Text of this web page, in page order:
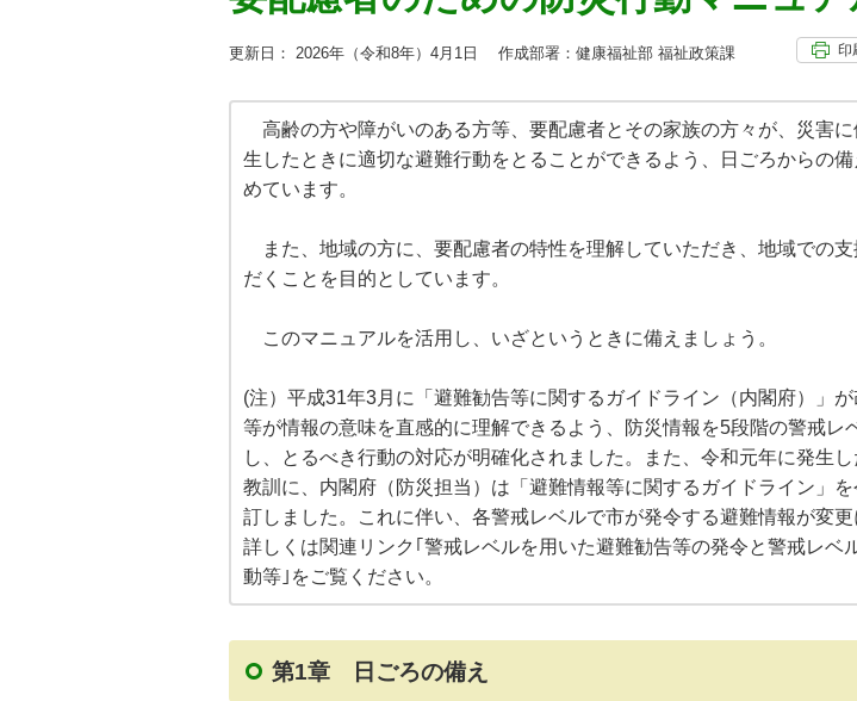
更新日： 2026年（令和8年）4月1日 作成部署：健康福祉部 福祉政策課 印
高齢の方や障がいのある方等、要配慮者とその家族の方々が、災害
生したときに適切な避難行動をとることができるよう、日ごろからの備
めています。
また、地域の方に、要配慮者の特性を理解していただき、地域での支
だくことを目的としています。
このマニュアルを活用し、いざというときに備えましょう。
(注）平成31年3月に「避難勧告等に関するガイドライン（内閣府）」
等が情報の意味を直感的に理解できるよう、防災情報を5段階の警戒レ
し、とるべき行動の対応が明確化されました。また、令和元年に発生
教訓に、内閣府（防災担当）は「避難情報等に関するガイドライン」
訂しました。これに伴い、各警戒レベルで市が発令する避難情報が変更
詳しくは関連リンク｢警戒レベルを用いた避難勧告等の発令と警戒レベ
動等｣をご覧ください。
第1章 日ごろの備え